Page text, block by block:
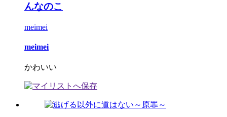
んなのこ
meimei
meimei
かわいい